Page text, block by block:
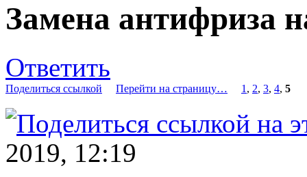
Замена антифриза
Ответить
Поделиться ссылкой Перейти на страницу… 1 , 2, 3, 4, 5
2019, 12:19